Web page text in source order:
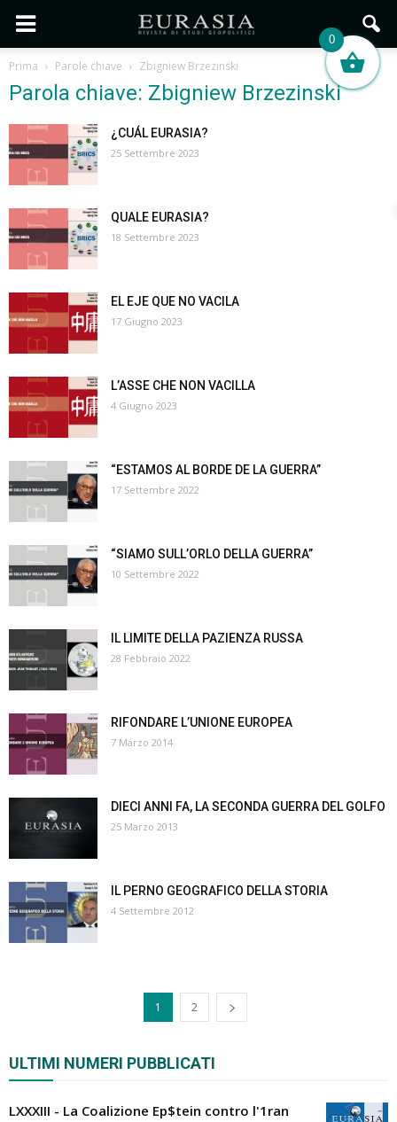
Prima Parole chiave Zbigniew Brzezinski
Parola chiave: Zbigniew Brzezinski
¿CUÁL EURASIA?
25 Settembre 2023
QUALE EURASIA?
18 Settembre 2023
EL EJE QUE NO VACILA
17 Giugno 2023
L’ASSE CHE NON VACILLA
4 Giugno 2023
“ESTAMOS AL BORDE DE LA GUERRA”
17 Settembre 2022
“SIAMO SULL’ORLO DELLA GUERRA”
10 Settembre 2022
IL LIMITE DELLA PAZIENZA RUSSA
28 Febbraio 2022
RIFONDARE L’UNIONE EUROPEA
7 Marzo 2014
DIECI ANNI FA, LA SECONDA GUERRA DEL GOLFO
25 Marzo 2013
IL PERNO GEOGRAFICO DELLA STORIA
4 Settembre 2012
1 2
ULTIMI NUMERI PUBBLICATI
LXXXIII - La Coalizione Ep$tein contro l'1ran
0